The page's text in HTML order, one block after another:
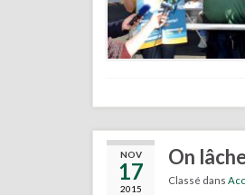
NOV
17
2015
On
Classé dans